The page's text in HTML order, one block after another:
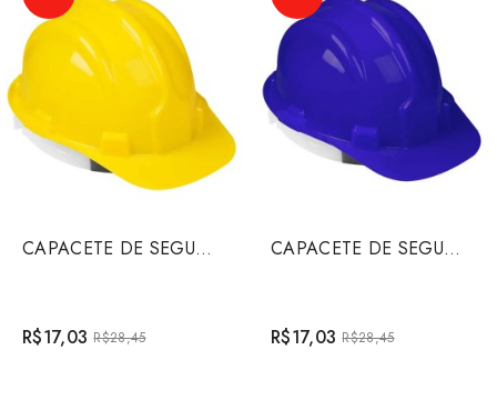
CAPACETE DE SEGURANCA AMARELO
R$17,03 R$28,45
CAPACETE DE SEGURANCA AZUL
R$17,03 R$28,45